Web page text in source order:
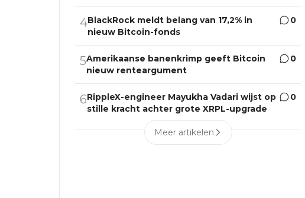
4BlackRock meldt belang van 17,2% in
nieuw Bitcoin-fonds
0
5Amerikaanse banenkrimp geeft Bitcoin
nieuw renteargument
0
6RippleX-engineer Mayukha Vadari wijst op
stille kracht achter grote XRPL-upgrade
0
Meer artikelen